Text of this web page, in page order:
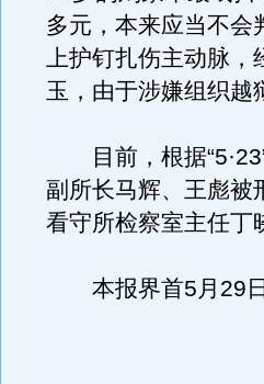
多元，本来应当不会
上护钉扎伤主动脉，
玉，由于涉嫌组织越
目前，根据
副所长马辉、王彪被
看守所检察室主任丁
本报界首5月29